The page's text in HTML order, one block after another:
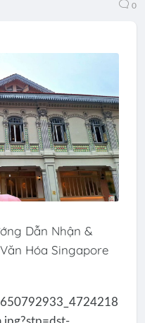
0
Dẫn Nhận &
Hóa Singapore